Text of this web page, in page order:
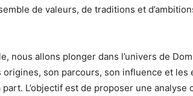
de valeurs, de traditions et
nous allons plonger dans l’univers de
origines, son parcours, son influence et
L’objectif est de proposer une